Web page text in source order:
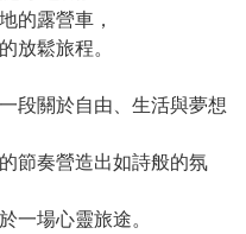
的露營車，
放鬆旅程。
段關於自由、生活與夢想
節奏營造出如詩般的氛
一場心靈旅途。